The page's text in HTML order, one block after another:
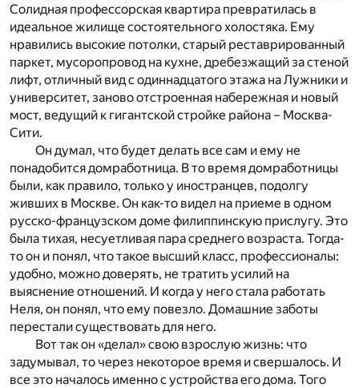
Солидная профессорская квартира превратилась в
идеальное жилище состоятельного холостяка. Ему
нравились высокие потолки, старый реставрированный
паркет, мусоропровод на кухне, дребезжащий за стеной
лифт, отличный вид с одиннадцатого этажа на Лужники и
университет, заново отстроенная набережная и новый
мост, ведущий к гигантской стройке района – Москва-
Сити.
Он думал, что будет делать все сам и ему не
понадобится домработница. В то время домработницы
были, как правило, только у иностранцев, подолгу
живших в Москве. Он как-то видел на приеме в одном
русско-французском доме филиппинскую прислугу. Это
была тихая, несуетливая пара среднего возраста. Тогда-
то он и понял, что такое высший класс, профессионалы:
удобно, можно доверять, не тратить усилий на
выяснение отношений. И когда у него стала работать
Неля, он понял, что ему повезло. Домашние заботы
перестали существовать для него.
Вот так он «делал» свою взрослую жизнь: что
задумывал, то через некоторое время и свершалось. И
все это началось именно с устройства его дома. Того